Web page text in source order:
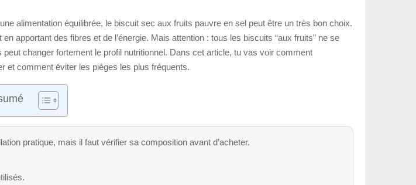
alimentation équilibrée, le biscuit sec aux fruits pauvre en sel peut être un très bon choix.
apportant des fibres et de l’énergie. Mais attention : tous les biscuits “aux fruits” ne se
changer fortement le profil nutritionnel. Dans cet article, tu vas voir comment
et comment éviter les pièges les plus fréquents.
pratique, mais il faut vérifier sa composition avant d’acheter.